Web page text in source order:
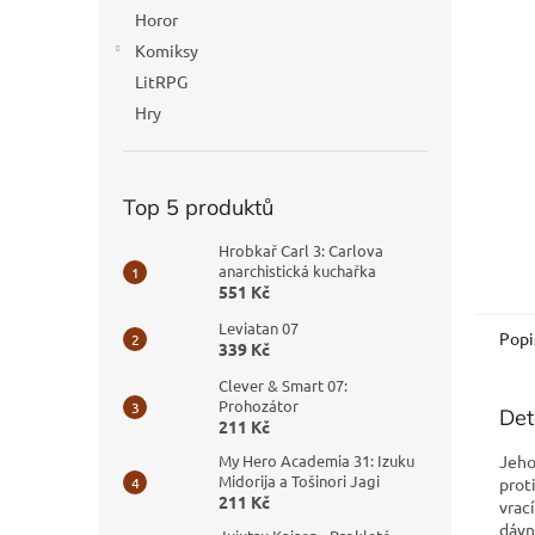
Horor
Komiksy
LitRPG
Hry
Top 5 produktů
Hrobkař Carl 3: Carlova
anarchistická kuchařka
551 Kč
Leviatan 07
339 Kč
Clever & Smart 07:
Prohozátor
211 Kč
My Hero Academia 31: Izuku
Midorija a Tošinori Jagi
211 Kč